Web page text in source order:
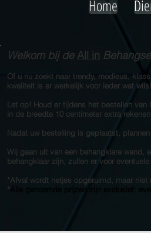
Home
Welkom bij deAll in
Of u nu zoekt naar trendy, modieus,
kwaliteit is er werkelijk voor ieder wat
Let op! Houd er tijdens het bestellen
in de breedte 10 centimeter extra
Nadat uw bestelling is geplaatst,
Wij gaan uit van een behangklare wand,
behangklaar zijn, zullen er voor
*Afval wordt netjes opgeruimd, maar niet
* Alle genoemde prijzen zijn exclusief: